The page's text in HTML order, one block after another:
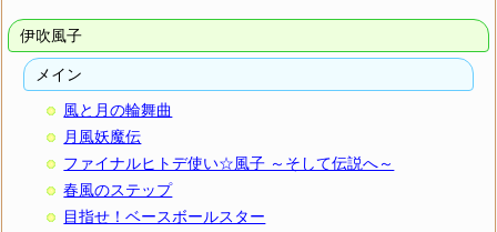
伊吹風子
メイン
風と月の輪舞曲
月風妖魔伝
ファイナルヒトデ使い☆風子 ～そして伝説へ～
春風のステップ
目指せ！ベースボールスター